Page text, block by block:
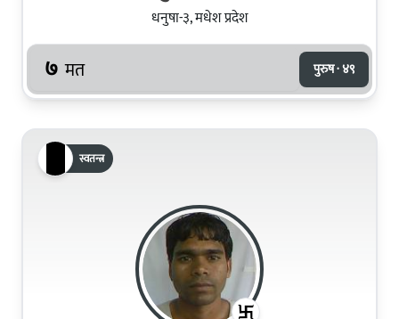
धनुषा-३, मधेश प्रदेश
७ मत पुरुष · ४९
स्वतन्त्र